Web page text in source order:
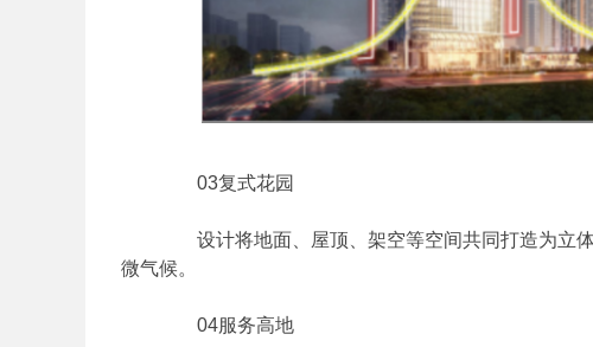
03复式花园
设计将地面、屋顶、架空等空间共同打造为立
微气候。
04服务高地